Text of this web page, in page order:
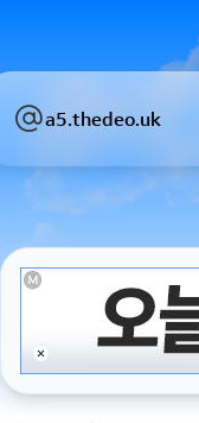
a5.thedeo.uk